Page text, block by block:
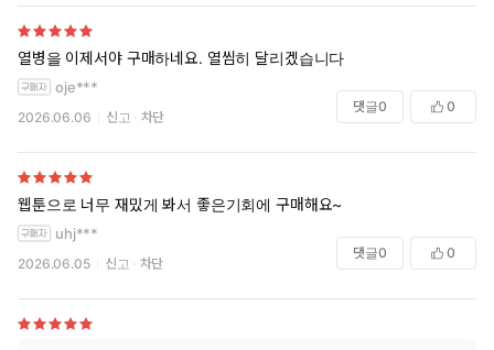
열병을 이제서야 구매하네요. 열씸히 달리겠습니다
oje***
2026.06.06 신고 차단
댓글0 0
웹툰으로 너무 재밌게 봐서 좋은기회에 구매해요~
uhj***
2026.06.05 신고 차단
댓글0 0